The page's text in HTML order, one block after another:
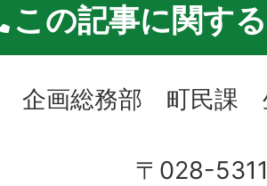
この記事に関す
企画総務部 町民課
〒028-